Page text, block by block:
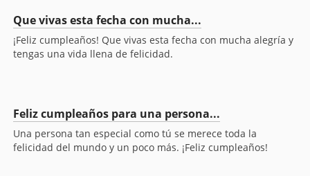
Que vivas esta fecha con mucha...
¡Feliz cumpleaños! Que vivas esta fecha con mucha alegría y
tengas una vida llena de felicidad.
Feliz cumpleaños para una persona...
Una persona tan especial como tú se merece toda la
felicidad del mundo y un poco más. ¡Feliz cumpleaños!